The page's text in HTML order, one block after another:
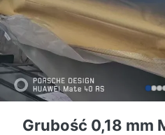
Grubość 0,18 mm